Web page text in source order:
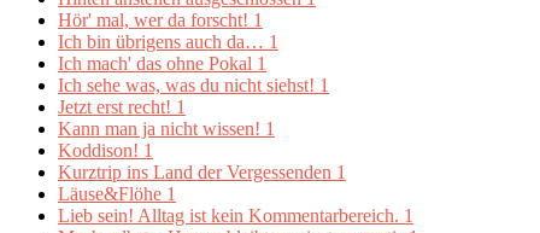
Hör' mal, wer da forscht! 1
Ich bin übrigens auch da… 1
Ich mach' das ohne Pokal 1
Ich sehe was, was du nicht siehst! 1
Jetzt erst recht! 1
Kann man ja nicht wissen! 1
Koddison! 1
Kurztrip ins Land der Vergessenden 1
Läuse&Flöhe 1
Lieb sein! Alltag ist kein Kommentarbereich. 1